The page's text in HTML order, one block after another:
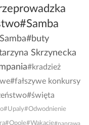
#Samba
#buty
Skrzynecka
#kradzież
#fałszywe konkursy
#święta
#Upaly#Odwodnienie
#Opole#Wakacje#naprawa